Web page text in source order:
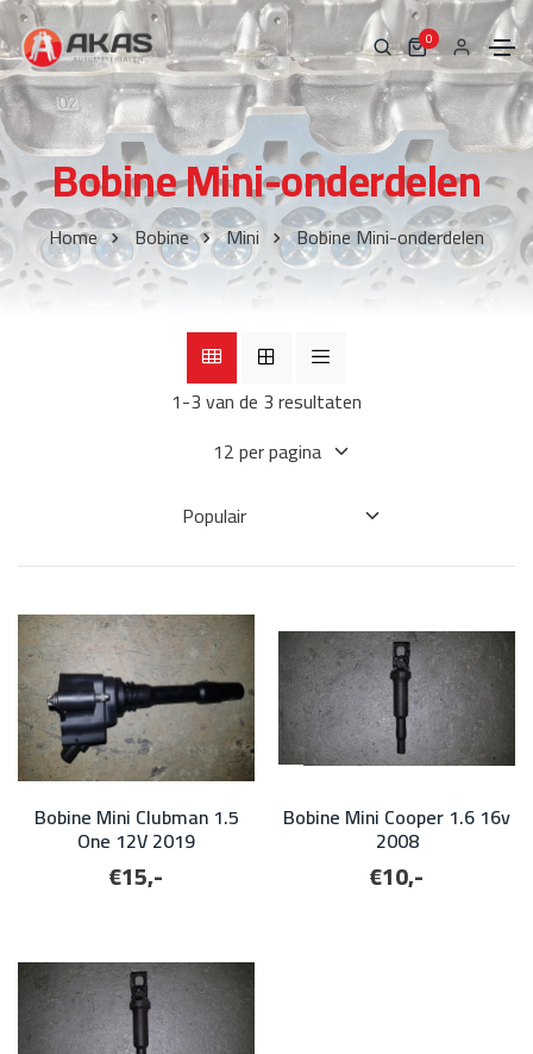
0
Bobine Mini-onderdelen
Home Bobine Mini Bobine Mini-onderdelen
1-3 van de 3 resultaten
Bobine Mini Clubman 1.5
One 12V 2019
€15,-
Bobine Mini Cooper 1.6 16v
2008
€10,-